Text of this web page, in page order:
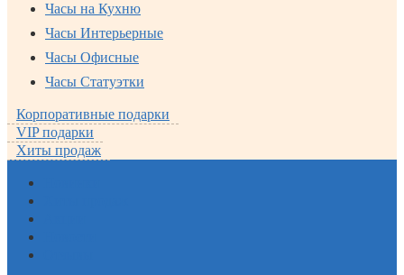
Часы на Кухню
Часы Интерьерные
Часы Офисные
Часы Статуэтки
Корпоративные подарки
VIP подарки
Хиты продаж